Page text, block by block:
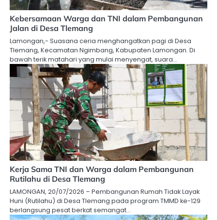
Kebersamaan Warga dan TNI dalam Pembangunan
Jalan di Desa Tlemang
Lamongan,- Suasana ceria menghangatkan pagi di Desa
Tlemang, Kecamatan Ngimbang, Kabupaten Lamongan. Di
bawah terik matahari yang mulai menyengat, suara…
Kerja Sama TNI dan Warga dalam Pembangunan
Rutilahu di Desa Tlemang
LAMONGAN, 20/07/2026 – Pembangunan Rumah Tidak Layak
Huni (Rutilahu) di Desa Tlemang pada program TMMD ke-129
berlangsung pesat berkat semangat…